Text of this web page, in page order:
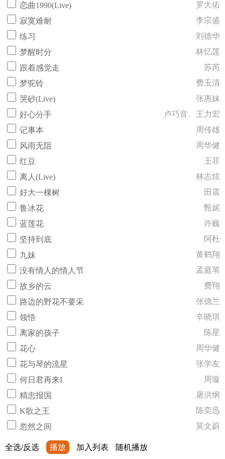
恋曲1990(Live)
罗大佑
寂寞难耐
李宗盛
练习
刘德华
梦醒时分
林忆莲
跟着感觉走
苏芮
梦驼铃
费玉清
哭砂(Live)
张惠妹
好心分手
卢巧音、王力宏
记事本
周传雄
风雨无阻
周华健
红豆
王菲
离人(Live)
林志炫
好大一棵树
田震
鲁冰花
甄妮
蓝莲花
许巍
坚持到底
阿杜
九妹
黄鹤翔
没有情人的情人节
孟庭苇
故乡的云
费翔
路边的野花不要采
张德兰
领悟
辛晓琪
离家的孩子
陈星
花心
周华健
花与琴的流星
张学友
何日君再来I
周璇
精忠报国
屠洪纲
K歌之王
陈奕迅
忽然之间
莫文蔚
全选/反选 播放 加入列表 随机播放